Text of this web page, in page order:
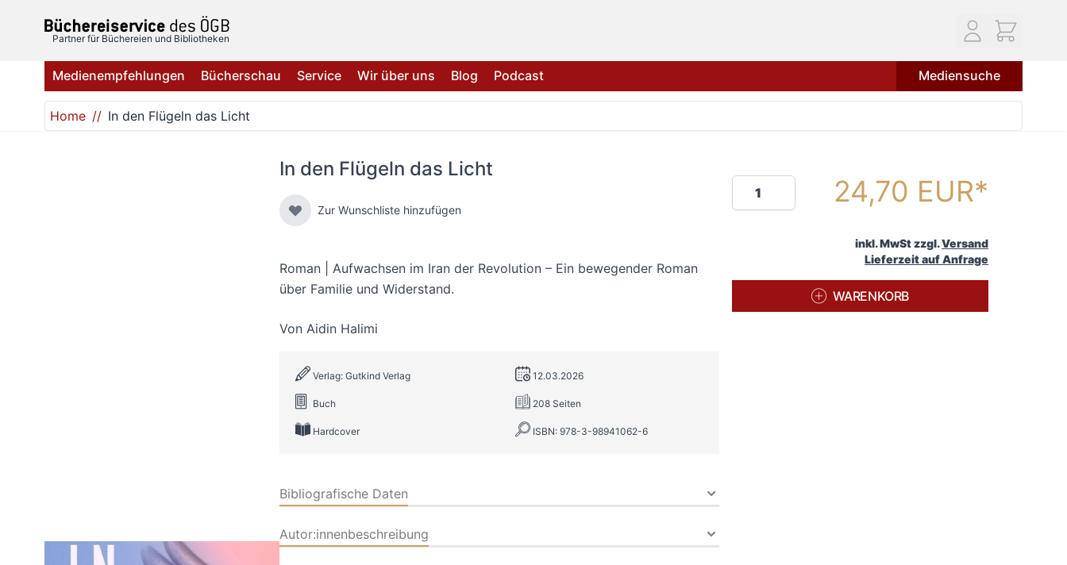
Partner für Büchereien und Bibliotheken
Medienempfehlungen Bücherschau Service Wir über uns Blog Podcast Mediensuche
Home In den Flügeln das Licht
In den Flügeln das Licht
Zur Wunschliste hinzufügen
Roman | Aufwachsen im Iran der Revolution – Ein bewegender Roman
über Familie und Widerstand.
Von Aidin Halimi
Verlag: Gutkind Verlag 12.03.2026
Buch 208 Seiten
Hardcover ISBN: 978-3-98941062-6
Bibliografische Daten
Autor:innenbeschreibung
Menge 24,70 EUR
inkl. MwSt zzgl.Versand
Lieferzeit auf Anfrage
WARENKORB